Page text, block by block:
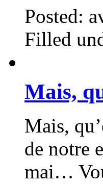
Posted:
Filled
Mais,
Mais,
de notre
mai…